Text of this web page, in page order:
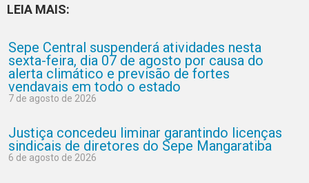
LEIA MAIS:
Sepe Central suspenderá atividades nesta
sexta-feira, dia 07 de agosto por causa do
alerta climático e previsão de fortes
vendavais em todo o estado
7 de agosto de 2026
Justiça concedeu liminar garantindo licenças
sindicais de diretores do Sepe Mangaratiba
6 de agosto de 2026